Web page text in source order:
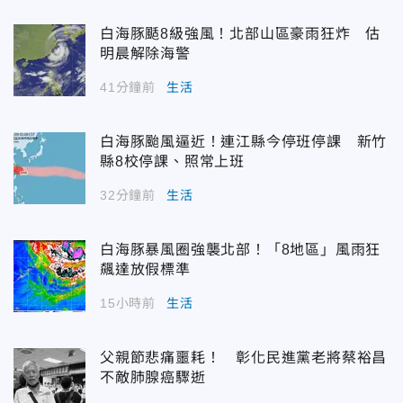
白海豚颳8級強風！北部山區豪雨狂炸 估
明晨解除海警
41分鐘前 生活
白海豚颱風逼近！連江縣今停班停課 新竹
縣8校停課、照常上班
32分鐘前 生活
白海豚暴風圈強襲北部！「8地區」風雨狂
飆達放假標準
15小時前 生活
父親節悲痛噩耗！ 彰化民進黨老將蔡裕昌
不敵肺腺癌驟逝